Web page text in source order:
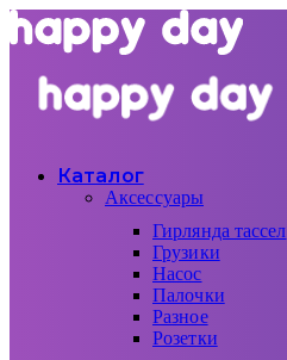
Каталог
Аксессуары
Гирлянда тассел
Грузики
Насос
Палочки
Разное
Розетки